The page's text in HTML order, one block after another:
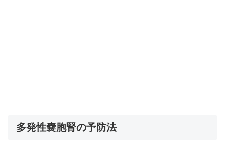
多発性嚢胞腎の予防法